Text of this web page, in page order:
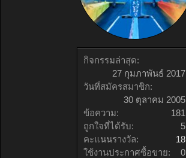
กิจกรรมล่าสุด:
27 กุมภาพันธ์ 2017
วันที่สมัครสมาชิก:
30 ตุลาคม 2005
ข้อความ:
181
ถูกใจที่ได้รับ:
5
คะแนนรางวัล:
18
ใช้งานประกาศซื้อขาย:
0